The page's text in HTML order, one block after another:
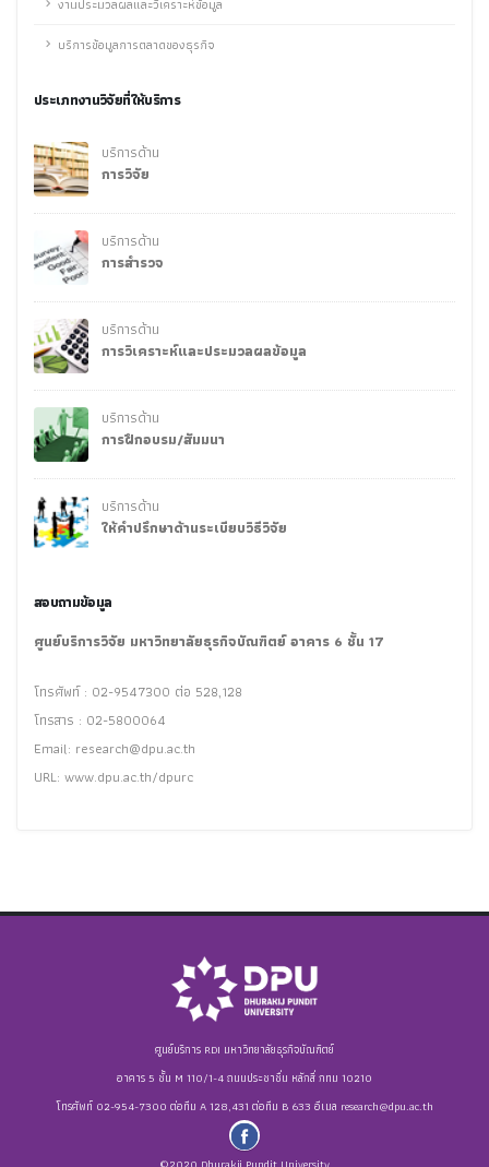
งานประมวลผลและวิเคราะห์ข้อมูล
บริการข้อมูลการตลาดของธุรกิจ
ประเภทงานวิจัยที่ให้บริการ
บริการด้าน
การวิจัย
บริการด้าน
การสำรวจ
บริการด้าน
การวิเคราะห์และประมวลผลข้อมูล
บริการด้าน
การฝึกอบรม/สัมมนา
บริการด้าน
ให้คำปรึกษาด้านระเบียบวิธีวิจัย
สอบถามข้อมูล
ศูนย์บริการวิจัย มหาวิทยาลัยธุรกิจบัณฑิตย์ อาคาร 6 ชั้น 17
โทรศัพท์ : 02-9547300 ต่อ 528,128
โทรสาร : 02-5800064
Email: research@dpu.ac.th
URL: www.dpu.ac.th/dpurc
ศูนย์บริการ RDI มหาวิทยาลัยธุรกิจบัณฑิตย์
อาคาร 5 ชั้น M 110/1-4 ถนนประชาชื่น หลักสี่ กทม 10210
โทรศัพท์ 02-954-7300 ต่อทีม A 128,431 ต่อทีม B 633 อีเมล research@dpu.ac.th